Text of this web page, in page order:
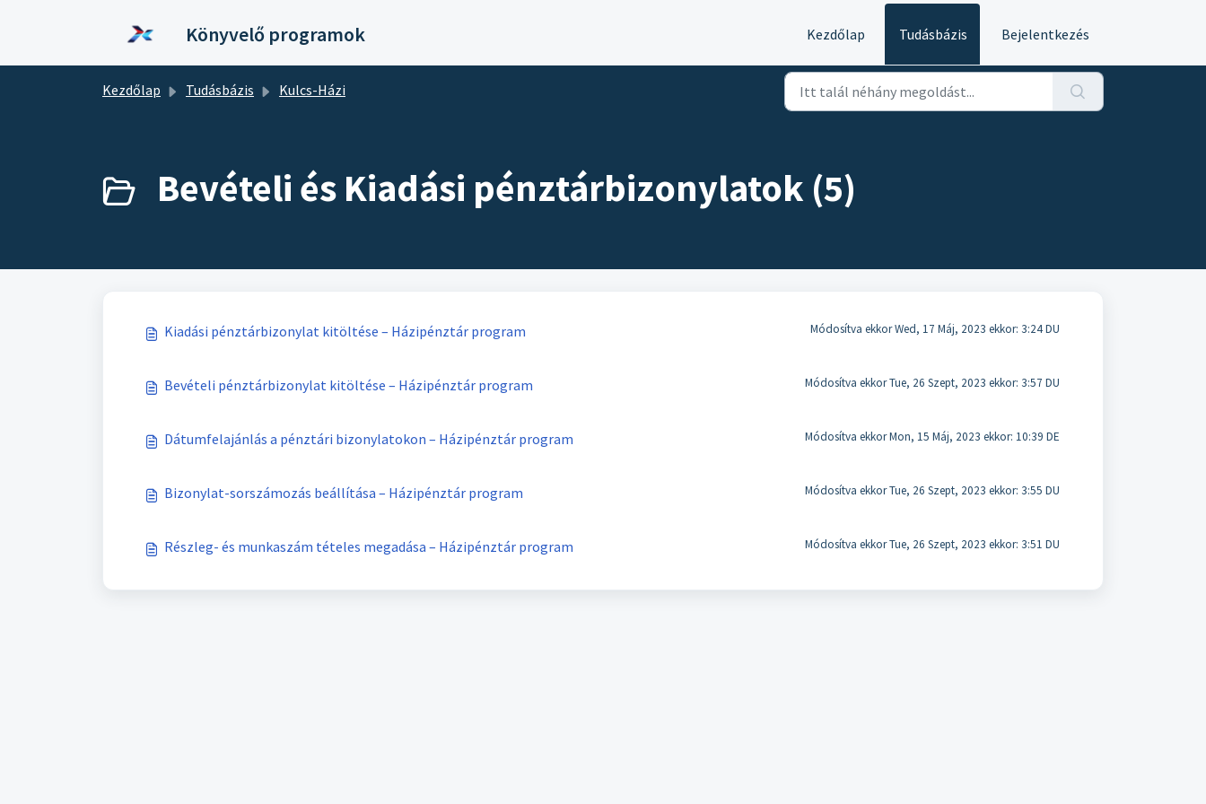
Könyvelő programok Kezdőlap Tudásbázis Bejelentkezés
Kezdőlap Tudásbázis Kulcs-Házi
Bevételi és Kiadási pénztárbizonylatok (5)
Kiadási pénztárbizonylat kitöltése – Házipénztár program Módosítva ekkor Wed, 17 Máj, 2023 ekkor: 3:24 DU
Bevételi pénztárbizonylat kitöltése – Házipénztár program Módosítva ekkor Tue, 26 Szept, 2023 ekkor: 3:57 DU
Dátumfelajánlás a pénztári bizonylatokon – Házipénztár program Módosítva ekkor Mon, 15 Máj, 2023 ekkor: 10:39 DE
Bizonylat-sorszámozás beállítása – Házipénztár program Módosítva ekkor Tue, 26 Szept, 2023 ekkor: 3:55 DU
Részleg- és munkaszám tételes megadása – Házipénztár program Módosítva ekkor Tue, 26 Szept, 2023 ekkor: 3:51 DU